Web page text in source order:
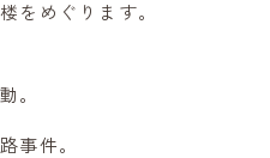
をめぐります。
。
事件。